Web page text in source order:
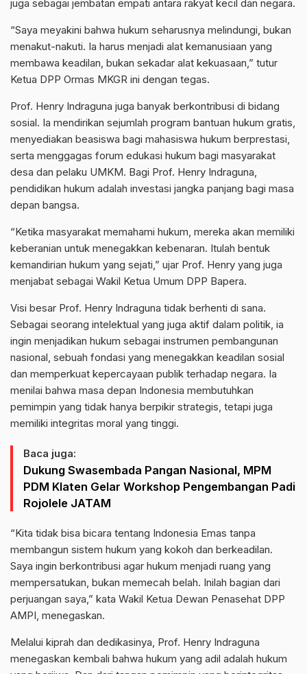
juga sebagai jembatan empati antara rakyat kecil dan negara.
“Saya meyakini bahwa hukum seharusnya melindungi, bukan
menakut-nakuti. Ia harus menjadi alat kemanusiaan yang
membawa keadilan, bukan sekadar alat kekuasaan,” tutur
Ketua DPP Ormas MKGR ini dengan tegas.
Prof. Henry Indraguna juga banyak berkontribusi di bidang
sosial. Ia mendirikan sejumlah program bantuan hukum gratis,
menyediakan beasiswa bagi mahasiswa hukum berprestasi,
serta menggagas forum edukasi hukum bagi masyarakat
desa dan pelaku UMKM. Bagi Prof. Henry Indraguna,
pendidikan hukum adalah investasi jangka panjang bagi masa
depan bangsa.
“Ketika masyarakat memahami hukum, mereka akan memiliki
keberanian untuk menegakkan kebenaran. Itulah bentuk
kemandirian hukum yang sejati,” ujar Prof. Henry yang juga
menjabat sebagai Wakil Ketua Umum DPP Bapera.
Visi besar Prof. Henry Indraguna tidak berhenti di sana.
Sebagai seorang intelektual yang juga aktif dalam politik, ia
ingin menjadikan hukum sebagai instrumen pembangunan
nasional, sebuah fondasi yang menegakkan keadilan sosial
dan memperkuat kepercayaan publik terhadap negara. Ia
menilai bahwa masa depan Indonesia membutuhkan
pemimpin yang tidak hanya berpikir strategis, tetapi juga
memiliki integritas moral yang tinggi.
Baca juga:
Dukung Swasembada Pangan Nasional, MPM
PDM Klaten Gelar Workshop Pengembangan Padi
Rojolele JATAM
“Kita tidak bisa bicara tentang Indonesia Emas tanpa
membangun sistem hukum yang kokoh dan berkeadilan.
Saya ingin berkontribusi agar hukum menjadi ruang yang
mempersatukan, bukan memecah belah. Inilah bagian dari
perjuangan saya,” kata Wakil Ketua Dewan Penasehat DPP
AMPI, menegaskan.
Melalui kiprah dan dedikasinya, Prof. Henry Indraguna
menegaskan kembali bahwa hukum yang adil adalah hukum